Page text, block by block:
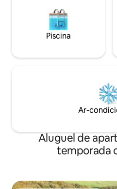
Piscina
Ar-
Aluguel de
temporada